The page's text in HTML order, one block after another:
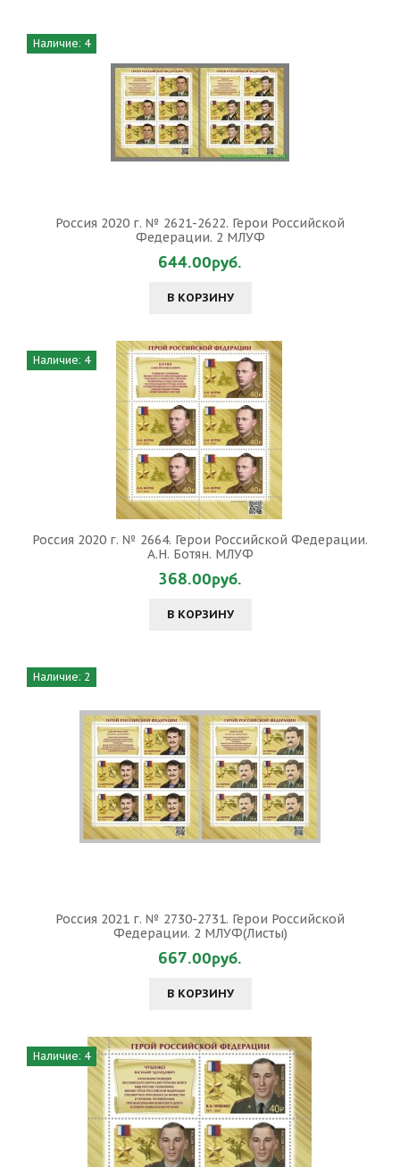
Наличие: 4
Россия 2020 г. № 2621-2622. Герои Российской
Федерации. 2 МЛУФ
644.00руб.
В КОРЗИНУ
Наличие: 4
Россия 2020 г. № 2664. Герои Российской Федерации.
А.Н. Ботян. МЛУФ
368.00руб.
В КОРЗИНУ
Наличие: 2
Россия 2021 г. № 2730-2731. Герои Российской
Федерации. 2 МЛУФ(Листы)
667.00руб.
В КОРЗИНУ
Наличие: 4